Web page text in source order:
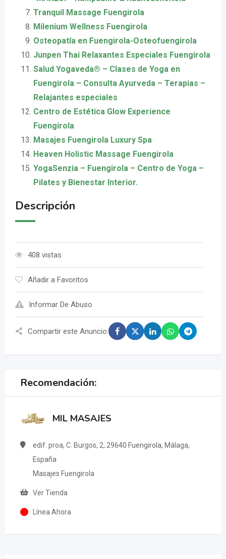
Tranquil Massage Fuengirola
Milenium Wellness Fuengirola
Osteopatía en Fuengirola-Osteofuengirola
Junpen Thai Relaxantes Especiales Fuengirola
Salud Yogaveda® – Clases de Yoga en
Fuengirola – Consulta Ayurveda – Terapias –
Relajantes especiales
Centro de Estética Glow Experience
Fuengirola
Masajes Fuengirola Luxury Spa
Heaven Holistic Massage Fuengirola
YogaSenzia – Fuengirola – Centro de Yoga –
Pilates y Bienestar Interior.
Descripción
408 vistas
Añadir a Favoritos
Informar De Abuso
Compartir este Anuncio:
Recomendación:
MIL MASAJES
edif. proa, C. Burgos, 2, 29640 Fuengirola, Málaga,
España
Masajes Fuengirola
Ver Tienda
Línea Ahora